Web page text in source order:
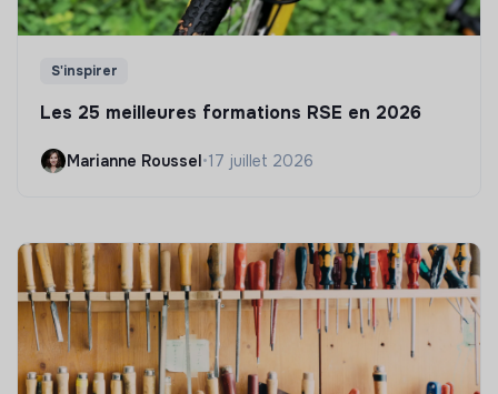
S'inspirer
Les 25 meilleures formations RSE en 2026
Marianne Roussel•17 juillet 2026